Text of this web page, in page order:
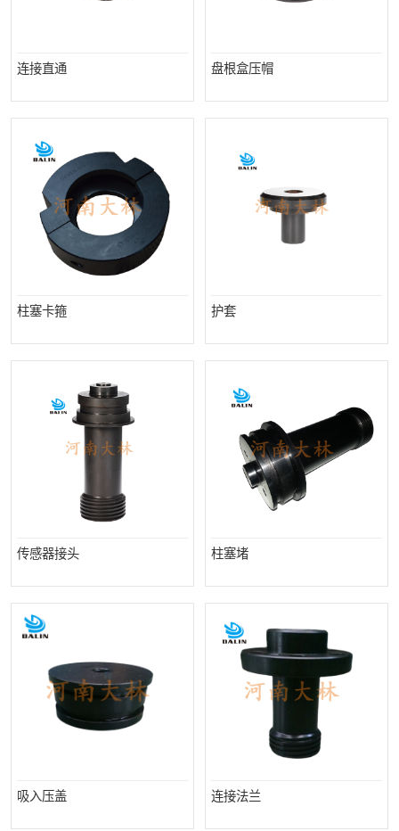
连接直通 盘根盒压帽
柱塞卡箍 护套
传感器接头 柱塞堵
吸入压盖 连接法兰